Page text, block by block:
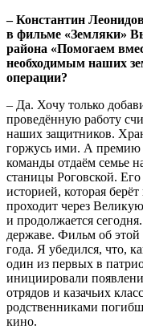
– Константин
в фильме «Земляки»
района «Помогаем
необходимым наших
операции?
– Да. Хочу только
проведённую работу
наших защитников.
горжусь ими. А премию
команды отдаём семье
станицы Роговской. Его
историей, которая
проходит через
и продолжается
державе. Фильм об этой
года. Я убедился, что,
один из первых в
инициировали
отрядов и казачьих
родственниками
кино.